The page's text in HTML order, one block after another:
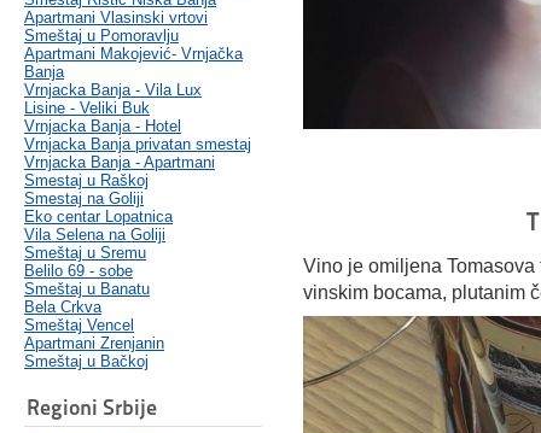
Apartmani Vlasinski vrtovi
Smeštaj u Pomoravlju
Apartmani Makojević- Vrnjačka
Banja
Vrnjacka Banja - Vila Lux
Lisine - Veliki Buk
Vrnjacka Banja - Hotel
Vrnjacka Banja privatan smestaj
Vrnjacka Banja - Apartmani
Smestaj u Raškoj
Smestaj na Goliji
Eko centar Lopatnica
Vila Selena na Goliji
Smeštaj u Sremu
Belilo 69 - sobe
Smeštaj u Banatu
Bela Crkva
Smeštaj Vencel
Apartmani Zrenjanin
Smeštaj u Bačkoj
Regioni Srbije
Vino je omiljena
vinskim bocama, plutanim